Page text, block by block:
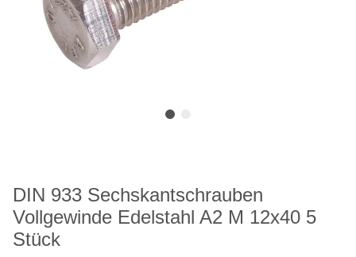
DIN 933 Sechskantschrauben
Vollgewinde Edelstahl A2 M 12x40 5
Stück